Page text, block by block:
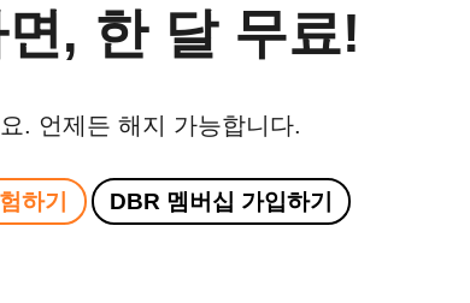
, 한 달 무료!
. 언제든 해지 가능합니다.
하기 DBR 멤버십 가입하기